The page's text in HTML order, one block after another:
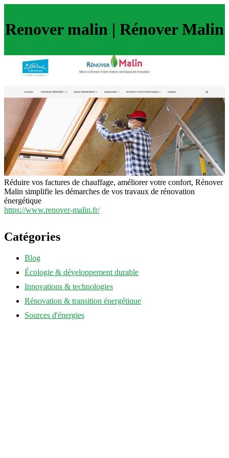
Renover malin | Rénover Malin
Réduire vos factures de chauffage, améliorer votre confort, Rénover
Malin simplifie les démarches de vos travaux de rénovation
énergétique
https://www.renover-malin.fr/
Catégories
Blog
Écologie & développement durable
Innovations & technologies
Rénovation & transition énergétique
Sources d'énergies